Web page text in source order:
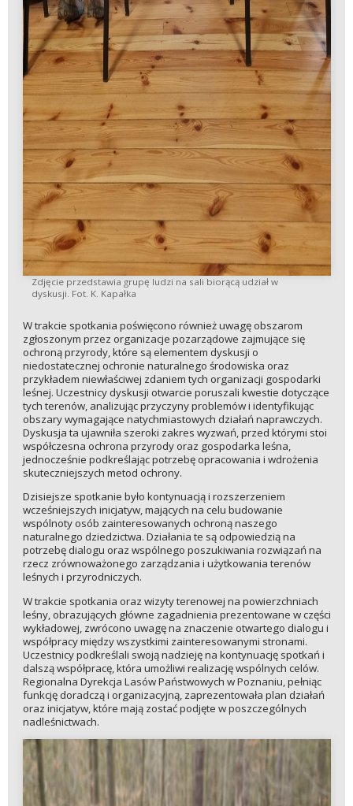
Zdjęcie przedstawia grupę ludzi na sali biorącą udział w
dyskusji. Fot. K. Kapałka
W trakcie spotkania poświęcono również uwagę obszarom
zgłoszonym przez organizacje pozarządowe zajmujące się
ochroną przyrody, które są elementem dyskusji o
niedostatecznej ochronie naturalnego środowiska oraz
przykładem niewłaściwej zdaniem tych organizacji gospodarki
leśnej. Uczestnicy dyskusji otwarcie poruszali kwestie dotyczące
tych terenów, analizując przyczyny problemów i identyfikując
obszary wymagające natychmiastowych działań naprawczych.
Dyskusja ta ujawniła szeroki zakres wyzwań, przed którymi stoi
współczesna ochrona przyrody oraz gospodarka leśna,
jednocześnie podkreślając potrzebę opracowania i wdrożenia
skuteczniejszych metod ochrony.
Dzisiejsze spotkanie było kontynuacją i rozszerzeniem
wcześniejszych inicjatyw, mających na celu budowanie
wspólnoty osób zainteresowanych ochroną naszego
naturalnego dziedzictwa. Działania te są odpowiedzią na
potrzebę dialogu oraz wspólnego poszukiwania rozwiązań na
rzecz zrównoważonego zarządzania i użytkowania terenów
leśnych i przyrodniczych.
W trakcie spotkania oraz wizyty terenowej na powierzchniach
leśny, obrazujących główne zagadnienia prezentowane w części
wykładowej, zwrócono uwagę na znaczenie otwartego dialogu i
współpracy między wszystkimi zainteresowanymi stronami.
Uczestnicy podkreślali swoją nadzieję na kontynuację spotkań i
dalszą współpracę, która umożliwi realizację wspólnych celów.
Regionalna Dyrekcja Lasów Państwowych w Poznaniu, pełniąc
funkcję doradczą i organizacyjną, zaprezentowała plan działań
oraz inicjatyw, które mają zostać podjęte w poszczególnych
nadleśnictwach.